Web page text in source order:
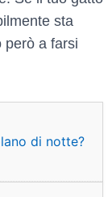
sta
però a farsi
di notte?